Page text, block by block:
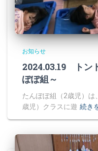
お知らせ
2024.03.19 トン
ぽぽ組～
たんぽぽ組（2歳児）
歳児）クラスに遊 続き